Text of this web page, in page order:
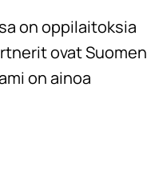
on oppilaitoksia
ovat Suomen
on ainoa